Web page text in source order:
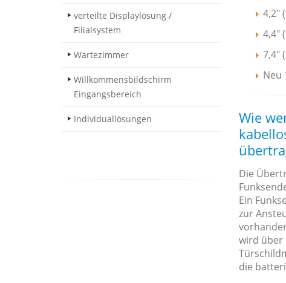
verteilte Displaylösung /
Filialsystem
Wartezimmer
Willkommensbildschirm
Eingangsbereich
Individuallösungen
4,2"
4,4"
7,4"
Neu
Wie
Die
Ein
zur
wird über
die